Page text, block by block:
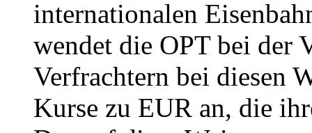
internationalen
wendet die OPT bei der
Verfrachtern bei diesen
Kurse zu EUR an, die